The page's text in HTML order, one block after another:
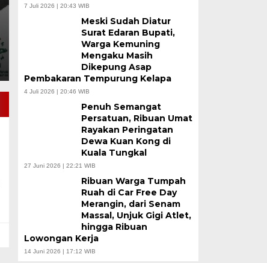
Kayo Mustiko Rajo…
7 Juli 2026 | 20:43 WIB
Meski Sudah Diatur
Surat Edaran Bupati,
Warga Kemuning
Mengaku Masih
Dikepung Asap
Pembakaran Tempurung Kelapa
4 Juli 2026 | 20:46 WIB
Penuh Semangat
Persatuan, Ribuan Umat
Rayakan Peringatan
Dewa Kuan Kong di
Kuala Tungkal
27 Juni 2026 | 22:21 WIB
Ribuan Warga Tumpah
Ruah di Car Free Day
Merangin, dari Senam
Massal, Unjuk Gigi Atlet,
hingga Ribuan
Lowongan Kerja
14 Juni 2026 | 17:12 WIB